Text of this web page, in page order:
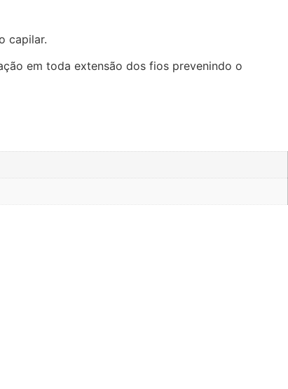
capilar.
em toda extensão dos fios prevenindo o